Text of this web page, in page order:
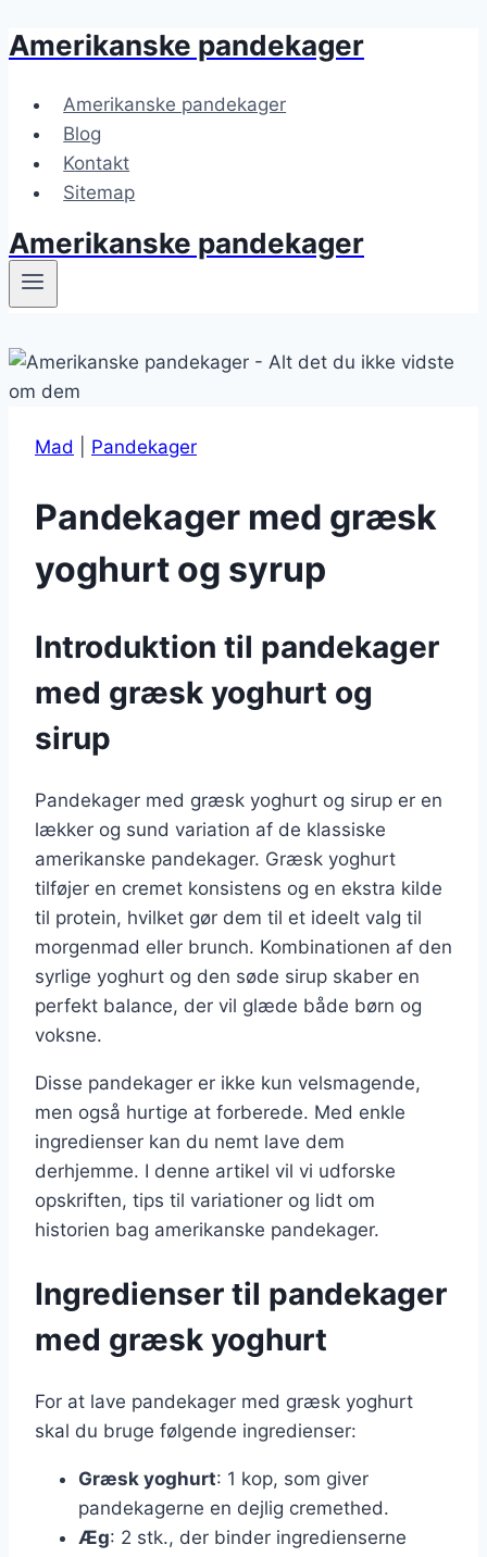
Fortsæt
indhold
Amerikanske pandekager
Amerikanske pandekager
Blog
Kontakt
Sitemap
Amerikanske pandekager
Mad Pandekager
Pandekager med græsk
yoghurt og syrup
Introduktion til pandekager
med græsk yoghurt og
sirup
Pandekager med græsk yoghurt og sirup er en
lækker og sund variation af de klassiske
amerikanske pandekager. Græsk yoghurt
tilføjer en cremet konsistens og en ekstra kilde
til protein, hvilket gør dem til et ideelt valg til
morgenmad eller brunch. Kombinationen af den
syrlige yoghurt og den søde sirup skaber en
perfekt balance, der vil glæde både børn og
voksne.
Disse pandekager er ikke kun velsmagende,
men også hurtige at forberede. Med enkle
ingredienser kan du nemt lave dem
derhjemme. I denne artikel vil vi udforske
opskriften, tips til variationer og lidt om
historien bag amerikanske pandekager.
Ingredienser til pandekager
med græsk yoghurt
For at lave pandekager med græsk yoghurt
skal du bruge følgende ingredienser:
Græsk yoghurt: 1 kop, som giver
pandekagerne en dejlig cremethed.
Æg: 2 stk., der binder ingredienserne